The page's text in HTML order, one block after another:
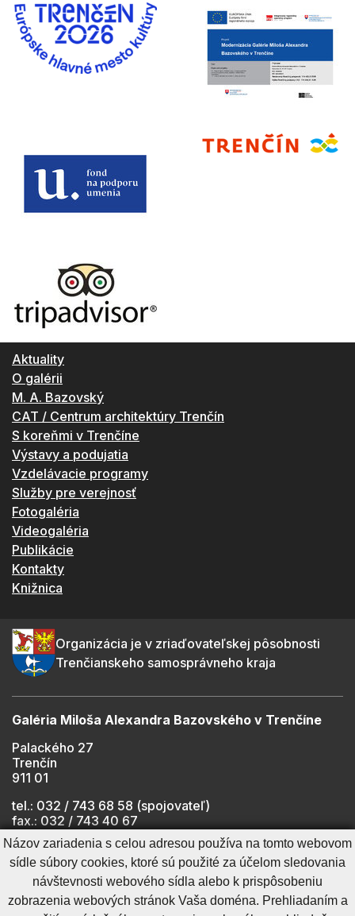
Aktuality
O galérii
M. A. Bazovský
CAT / Centrum architektúry Trenčín
S koreňmi v Trenčíne
Výstavy a podujatia
Vzdelávacie programy
Služby pre verejnosť
Fotogaléria
Videogaléria
Publikácie
Kontakty
Knižnica
Organizácia je v zriaďovateľskej pôsobnosti
Trenčianskeho samosprávneho kraja
Galéria Miloša Alexandra Bazovského v Trenčíne
Palackého 27
Trenčín
911 01
tel.: 032 / 743 68 58 (spojovateľ)
fax.: 032 / 743 40 67
e-mail:
info@gmab.sk
Cookies nastavenie
Ochrana osobných údajov
Cookies - viac informácií
Vyhlásenie o prístupnosti
Názov zariadenia s celou adresou používa na tomto webovom
sídle súbory cookies, ktoré sú použité za účelom sledovania
návštevnosti webového sídla alebo k prispôsobeniu
zobrazenia webových stránok Vaša doména. Prehliadaním a